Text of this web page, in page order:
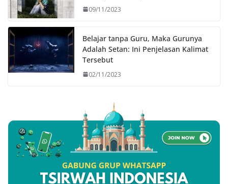
09/11/2023
Belajar tanpa Guru, Maka Gurunya
Adalah Setan: Ini Penjelasan Kalimat
Tersebut
02/11/2023